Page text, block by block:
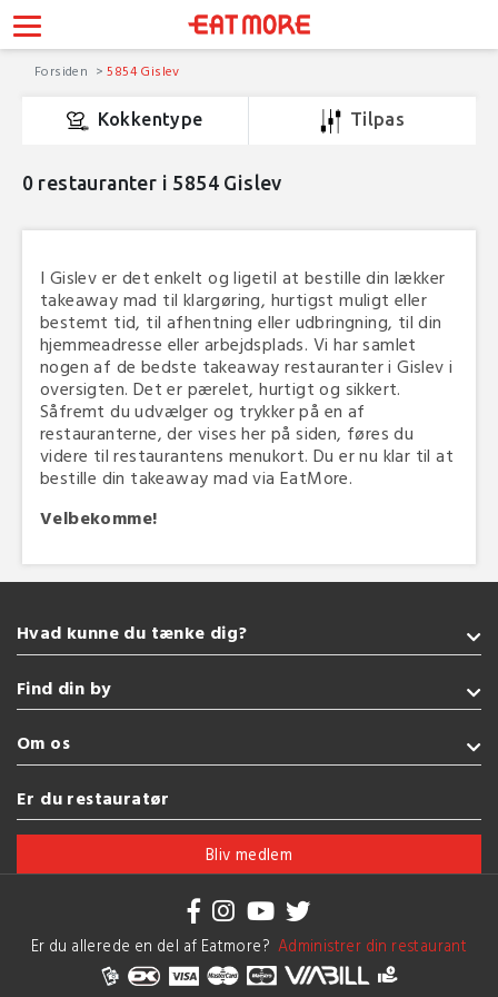
Forsiden 5854 Gislev
Kokkentype Tilpas
0 restauranter i 5854 Gislev
I Gislev er det enkelt og ligetil at bestille din lækker
takeaway mad til klargøring, hurtigst muligt eller
bestemt tid, til afhentning eller udbringning, til din
hjemmeadresse eller arbejdsplads. Vi har samlet
nogen af de bedste takeaway restauranter i Gislev i
oversigten. Det er pærelet, hurtigt og sikkert.
Såfremt du udvælger og trykker på en af
restauranterne, der vises her på siden, føres du
videre til restaurantens menukort. Du er nu klar til at
bestille din takeaway mad via EatMore.
Velbekomme!
Hvad kunne du tænke dig?
Takeaway
Grill
Indisk
Italiensk
Se flere køkkener
Find din by
Sønderborg
Kolding
Esbjerg
Vejle
Om os
Handelsbetingelser
Brug af cookies
Er du restauratør
Bliv medlem
Er du allerede en del af Eatmore? Administrer din restaurant